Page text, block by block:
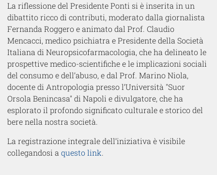
La riflessione del Presidente Ponti si è inserita in un
dibattito ricco di contributi, moderato dalla giornalista
Fernanda Roggero e animato dal Prof. Claudio
Mencacci, medico psichiatra e Presidente della Società
Italiana di Neuropsicofarmacologia, che ha delineato le
prospettive medico-scientifiche e le implicazioni sociali
del consumo e dell’abuso, e dal Prof. Marino Niola,
docente di Antropologia presso l’Università "Suor
Orsola Benincasa" di Napoli e divulgatore, che ha
esplorato il profondo significato culturale e storico del
bere nella nostra società.
La registrazione integrale dell’iniziativa è visibile
collegandosi a questo link.